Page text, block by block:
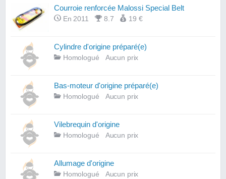
Courroie renforcée Malossi Special Belt
En 2011 8.7 19 €
Cylindre d'origine préparé(e)
Homologué Aucun prix
Bas-moteur d'origine préparé(e)
Homologué Aucun prix
Vilebrequin d'origine
Homologué Aucun prix
Allumage d'origine
Homologué Aucun prix